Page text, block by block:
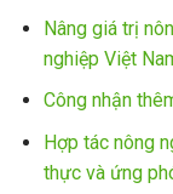
Nâng giá trị
nghiệp Việt
Công nhận
Hợp tác nông
thực và ứng